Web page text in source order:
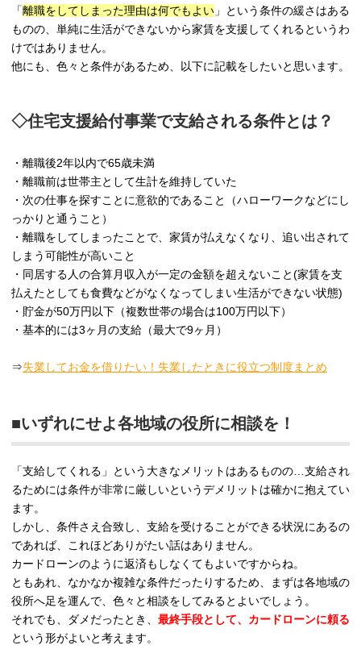
「離職をしてしまった理由は何でもよい 」という条件の緩さはある
ものの、単純に生活ができないから家賃を支援してくれるというわ
けではありません。
他にも、色々と条件があるため、以下に記載をしたいと思います。
◇住宅支援給付事業で支給される条件とは？
・離職後2年以内で65歳未満
・離職前は世帯主として生計を維持していた
・次の仕事を探すことに意欲的であること（ハローワークなどにし
っかりと通うこと）
・離職をしてしまったことで、家賃が払えなくなり、追い出されて
しまう可能性が高いこと
・同居する人の合算月収入が一定の金額を超えないこと(家賃を支
払えたとしても食費などがなくなってしまい生活ができない状態)
・貯金が50万円以下（複数世帯の場合は100万円以下）
・基本的には3ヶ月の支給（最大で9ヶ月）
⇒失業してお金を借りたい！失業したときに役立つ制度まとめ
■いずれにせよ各地域の役所に相談を！
「支給してくれる」という大きなメリットはあるものの…支給され
るためには条件が非常に厳しいというデメリットは確かに抱えてい
ます。
しかし、条件さえ合致し、支給を受けることができる状況にあるの
であれば、これほどありがたい話はありません。
カードローンのように返済もしなくてもよいですからね。
ともあれ、なかなか複雑な条件だったりするため、まずは各地域の
役所へ足を運んで、色々と相談をしてみるとよいでしょう。
それでも、ダメだったとき、 最終手段として、カードローンに頼る
という形がよいと考えます。